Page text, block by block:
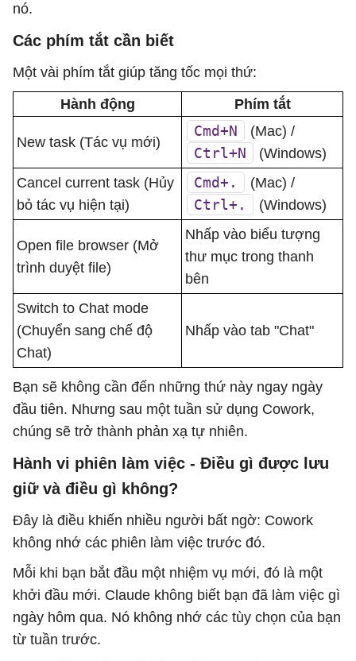
nó.
Các phím tắt cần biết
Một vài phím tắt giúp tăng tốc mọi thứ:
Hành động
Phím tắt
New task (Tác vụ mới)
Cmd+N (Mac) /
Ctrl+N
(Windows)
Cancel current task (Hủy
bỏ tác vụ hiện tại)
Cmd+. (Mac) /
Ctrl+. (Windows)
Open file browser (Mở
trình duyệt file)
Nhấp vào biểu tượng
thư mục trong thanh
bên
Switch to Chat mode
(Chuyển sang chế độ
Chat)
Nhấp vào tab "Chat"
Bạn sẽ không cần đến những thứ này ngay ngày
đầu tiên. Nhưng sau một tuần sử dụng Cowork,
chúng sẽ trở thành phản xạ tự nhiên.
Hành vi phiên làm việc - Điều gì được lưu
giữ và điều gì không?
Đây là điều khiến nhiều người bất ngờ: Cowork
không nhớ các phiên làm việc trước đó.
Mỗi khi bạn bắt đầu một nhiệm vụ mới, đó là một
khởi đầu mới. Claude không biết bạn đã làm việc gì
ngày hôm qua. Nó không nhớ các tùy chọn của bạn
từ tuần trước.